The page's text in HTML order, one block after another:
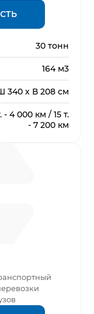
30 тонн
164 м3
340 х В 208 см
- 4 000 км / 15 т.
- 7 200 км